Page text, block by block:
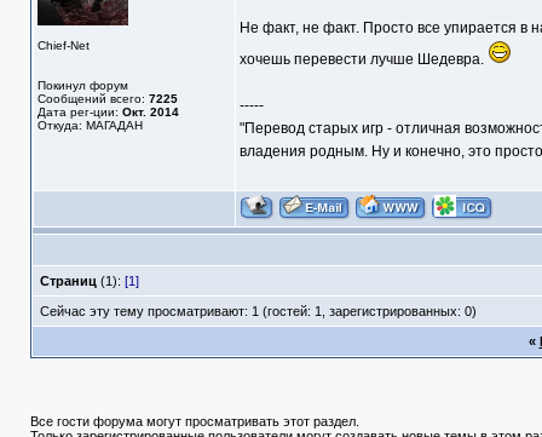
Chief-Net
Покинул форум
Сообщений всего: 7225
Дата рег-ции: Окт. 2014
Откуда: МАГАДАН
Не факт, не факт. Просто все упирается в
хочешь перевести лучше Шедевра.
-----
"Перевод старых игр - отличная
владения родным. Ну и конечно, это
Страниц (1): [1]
Сейчас эту тему просматривают: 1 (гостей: 1, зарегистрированных: 0)
«
Все гости форума могут просматривать этот раздел.